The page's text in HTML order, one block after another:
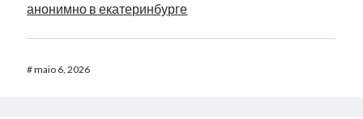
анонимно в екатеринбурге
#maio 6, 2026